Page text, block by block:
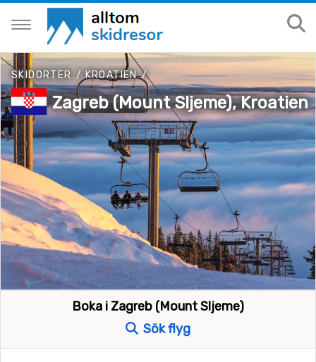
SKIDORTER / KROATIEN/
Zagreb (Mount Sljeme), Kroatien
Boka i Zagreb (Mount Sljeme)
Sök flyg